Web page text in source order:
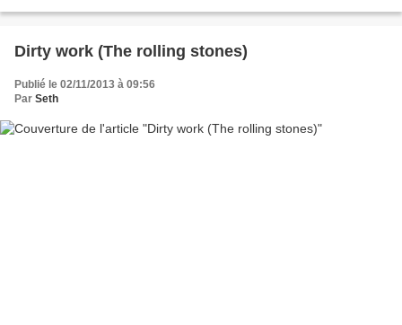
Dirty work (The rolling stones)
Publié le 02/11/2013 à 09:56
Par Seth